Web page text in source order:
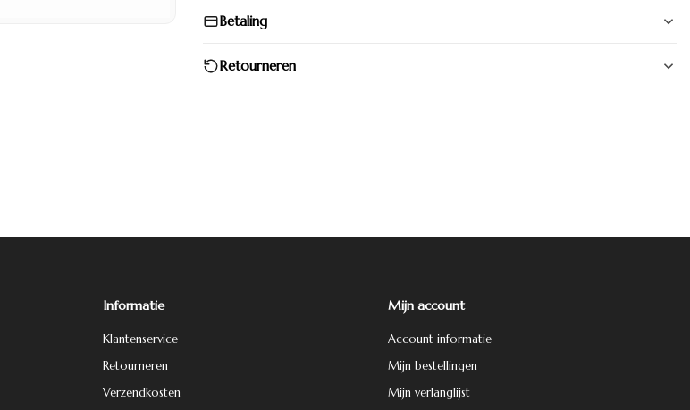
Betaling
Retourneren
Informatie
Klantenservice
Retourneren
Verzendkosten
Mijn account
Account informatie
Mijn bestellingen
Mijn verlanglijst